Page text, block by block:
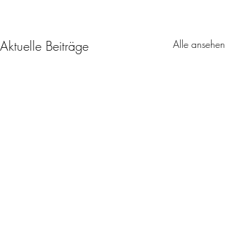
Aktuelle Beiträge Alle ansehen